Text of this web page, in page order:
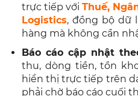
trực tiếp vớiThuế,
Logistics, đồng bộ dữ
hàng mà không cần
Báo cáo cập nhật
thu, dòng tiền, tồn
hiển thị trực tiếp trên
phải chờ báo cáo cuối